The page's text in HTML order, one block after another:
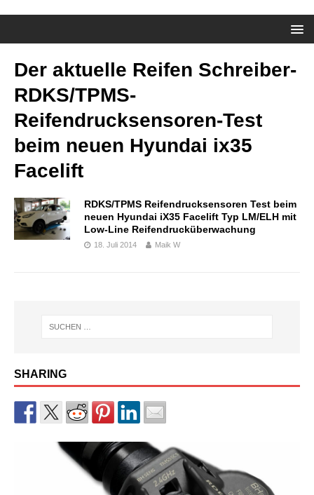
Der aktuelle Reifen Schreiber-
RDKS/TPMS-
Reifendrucksensoren-Test
beim neuen Hyundai ix35
Facelift
RDKS/TPMS Reifendrucksensoren Test beim
neuen Hyundai iX35 Facelift Typ LM/ELH mit
Low-Line Reifendrucküberwachung
18. Juli 2014 Maik W
SHARING